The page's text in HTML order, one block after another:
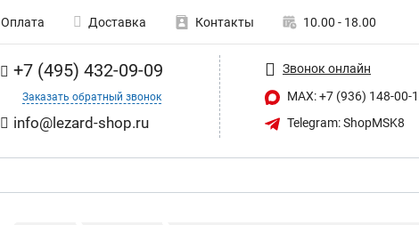
Оплата Доставка Контакты 10.00 - 18.00
+7 (495) 432-09-09
Заказать обратный звонок
info@lezard-shop.ru
Звонок онлайн
MAX: +7 (936) 148-00-
Telegram: ShopMSK8